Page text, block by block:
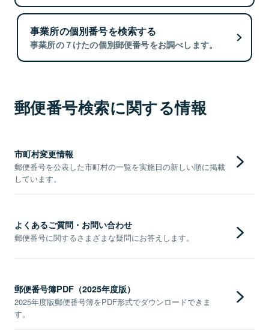
事業所の個別番号を検索する
事業所の７けたの個別郵便番号をお調べします。
郵便番号検索に関する情報
市町村変更情報
郵便番号を公表した市町村の一覧を実施日の新しい順に掲載
しています。
よくあるご質問・お問い合わせ
郵便番号に関するさまざまな疑問にお答えします。
郵便番号簿PDF（2025年度版）
2025年度版郵便番号簿をPDF形式でダウンロードできま
す。